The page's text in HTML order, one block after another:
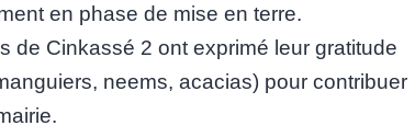
en phase de mise en terre.
de Cinkassé 2 ont exprimé leur gratitude
neems, acacias) pour contribuer